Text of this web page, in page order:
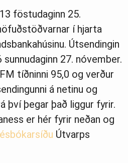
föstudaginn 25.
í hjarta
Útsendingin
27. nóvember.
tíðninni 95,0 og verður
á netinu og
því þegar það liggur fyrir.
er hér fyrir neðan og
Útvarps